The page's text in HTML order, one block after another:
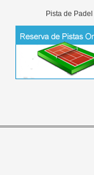
Pista de Padel